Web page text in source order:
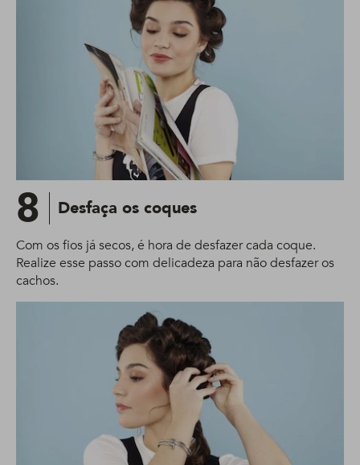
8 Desfaça os coques
Com os fios já secos, é hora de desfazer cada coque.
Realize esse passo com delicadeza para não desfazer os
cachos.